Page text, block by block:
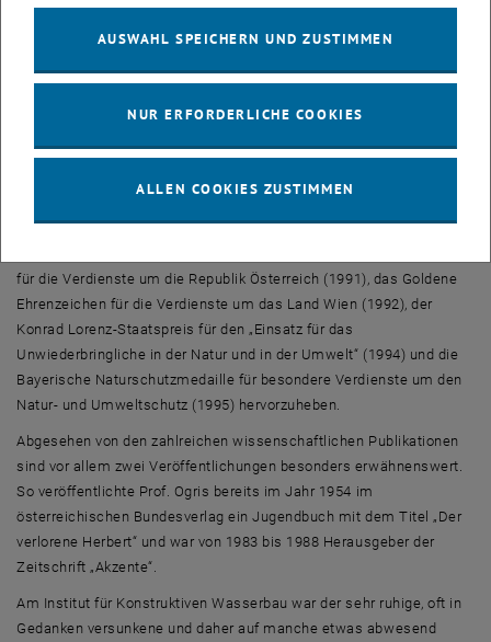
Sozialdemokratischer AkademikerInnen) und 1982 Mitglied des
1984 Mitglied der österreichischen Nationalparkkommission, 1985
des wissenschaftlichen Beirats „Nationalpark Donau-Auen“.
Unter den zahlreichen Auszeichnungen und Preisen, die Prof. Ogris
für die Verdienste um die Republik Österreich (1991), das Goldene
Ehrenzeichen für die Verdienste um das Land Wien (1992), der
Konrad Lorenz-Staatspreis für den „Einsatz für das
Unwiederbringliche in der Natur und in der Umwelt“ (1994) und die
Bayerische Naturschutzmedaille für besondere Verdienste um den
Natur- und Umweltschutz (1995) hervorzuheben.
Abgesehen von den zahlreichen wissenschaftlichen Publikationen
sind vor allem zwei Veröffentlichungen besonders erwähnenswert.
So veröffentlichte Prof. Ogris bereits im Jahr 1954 im
österreichischen Bundesverlag ein Jugendbuch mit dem Titel „Der
verlorene Herbert“ und war von 1983 bis 1988 Herausgeber der
Zeitschrift „Akzente“.
Am Institut für Konstruktiven Wasserbau war der sehr ruhige, oft in
Gedanken versunkene und daher auf manche etwas abwesend
AUSWAHL SPEICHERN UND ZUSTIMMEN
NUR ERFORDERLICHE COOKIES
ALLEN COOKIES ZUSTIMMEN